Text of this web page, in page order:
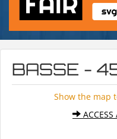
BASSE -
Show the map
ACCESS